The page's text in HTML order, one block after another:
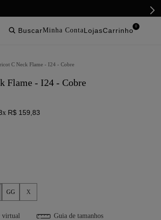
buscar lojas
0
C Neck Flame - I24 - Cobre
Flame - I24 - Cobre
x R$ 159 83
GG X
virtual Guia de tamanhos